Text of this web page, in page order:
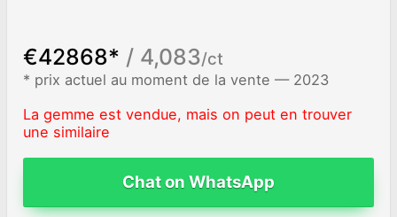
€42868* / 4,083/ct
* prix actuel au moment de la vente — 2023
La gemme est vendue, mais on peut en trouver
une similaire
Chat on WhatsApp